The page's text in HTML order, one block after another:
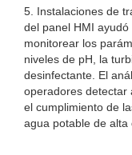
5. Instalaciones de
del panel HMI
monitorear los
niveles de pH, la
desinfectante. El
operadores detectar
el cumplimiento de
agua potable de alta